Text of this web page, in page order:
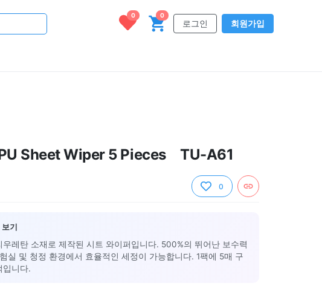
0 0
로그인 회원가입
Sheet Wiper 5 Pieces TU-A61
0
기
우레탄 소재로 제작된 시트 와이퍼입니다. 500%의 뛰어난 보수력
실 및 청정 환경에서 효율적인 세정이 가능합니다. 1팩에 5매 구
입니다.